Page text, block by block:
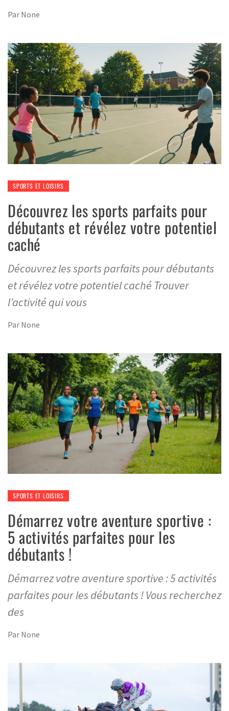
Par None
SPORTS ET LOISIRS
Découvrez les sports parfaits pour
débutants et révélez votre potentiel
caché
Découvrez les sports parfaits pour débutants
et révélez votre potentiel caché Trouver
l’activité qui vous
Par None
SPORTS ET LOISIRS
Démarrez votre aventure sportive :
5 activités parfaites pour les
débutants !
Démarrez votre aventure sportive : 5 activités
parfaites pour les débutants ! Vous recherchez
des
Par None